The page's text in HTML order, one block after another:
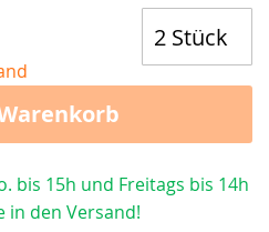
bis 15h und Freitags bis 14h
in den Versand!